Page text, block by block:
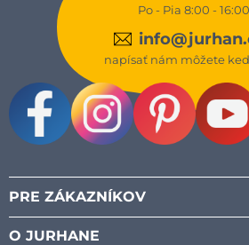
Po - Pia 8:00 -
napísať nám môžete
PRE ZÁKAZNÍKOV
O JURHANE